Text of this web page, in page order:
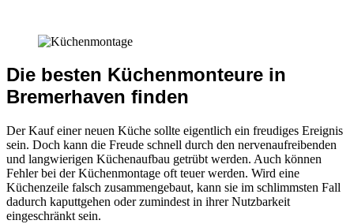
Die besten Küchenmonteure in
Bremerhaven finden
Der Kauf einer neuen Küche sollte eigentlich ein freudiges Ereignis
sein. Doch kann die Freude schnell durch den nervenaufreibenden
und langwierigen Küchenaufbau getrübt werden. Auch können
Fehler bei der Küchenmontage oft teuer werden. Wird eine
Küchenzeile falsch zusammengebaut, kann sie im schlimmsten Fall
dadurch kaputtgehen oder zumindest in ihrer Nutzbarkeit
eingeschränkt sein.